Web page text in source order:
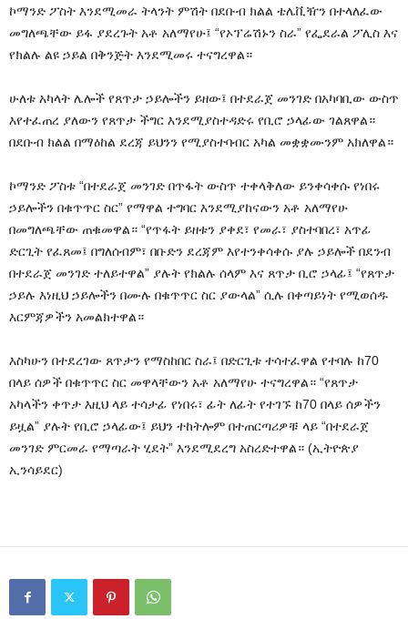
ኮማንድ ፖስት እንደሚመራ ትላንት ምሽት በደቡብ ክልል ቴሌቪዥን በተላለፈው
መግለጫቸው ይፋ ያደረጉት አቶ አለማየሁ፤ “የኦፕሬሽኑን ስራ” የፌደራል ፖሊስ እና
የክልሉ ልዩ ኃይል በቅንጅት እንደሚመሩ ተናግረዋል።
ሁለቱ አካላት ሌሎች የጸጥታ ኃይሎችን ይዘው፤ በተደራጀ መንገድ በአካባቢው ውስጥ
እየተፈጠረ ያለውን የጸጥታ ችግር እንደሚያስተዳድሩ የቢሮ ኃላፊው ገልጸዋል።
በደቡብ ክልል በማዕከል ደረጃ ይህንን የሚያስተባብር አካል መቋቋሙንም አክለዋል።
ኮማንድ ፖስቱ “በተደራጀ መንገድ በጥፋት ውስጥ ተቀላቅለው ይንቀሳቀሱ የነበሩ
ኃይሎችን በቁጥጥር ስር” የማዋል ተግባር እንደሚያከናውን አቶ አለማየሁ
በመግለጫቸው ጠቁመዋል። “የጥፋት ይዘቱን ያቀደ፣ የመራ፣ ያስተባበረ፣ አጥፊ
ድርጊት የፈጸመ፤ በግለሰብም፣ በቡድን ደረጃም እየተንቀሳቀሱ ያሉ ኃይሎች በደንብ
በተደራጀ መንገድ ተለይተዋል” ያሉት የክልሉ ሰላም እና ጸጥታ ቢሮ ኃላፊ፤ “የጸጥታ
ኃይሉ እነዚህ ኃይሎችን በሙሉ በቁጥጥር ስር ያውላል” ሲሉ በቀጣይነት የሚወሰዱ
እርምጃዎችን አመልክተዋል።
እስካሁን በተደረገው ጸጥታን የማስከበር ስራ፤ በድርጊቱ ተሳተፈዋል የተባሉ ከ70
በላይ ሰዎች በቁጥጥር ስር መዋላቸውን አቶ አለማየሁ ተናግረዋል። “የጸጥታ
አካላችን ቀጥታ እዚህ ላይ ተሳታፊ የነበሩ፣ ፊት ለፊት የተገኙ ከ70 በላይ ሰዎችን
ይዟል” ያሉት የቢሮ ኃላፊው፤ ይህን ተከትሎም በተጠርጣሪዎቹ ላይ “በተደራጀ
መንገድ ምርመራ የማጣራት ሂደት” እንደሚደረግ አስረድተዋል። (ኢትዮጵያ
ኢንሳይደር)